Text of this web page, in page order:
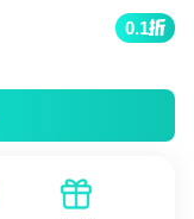
0.1